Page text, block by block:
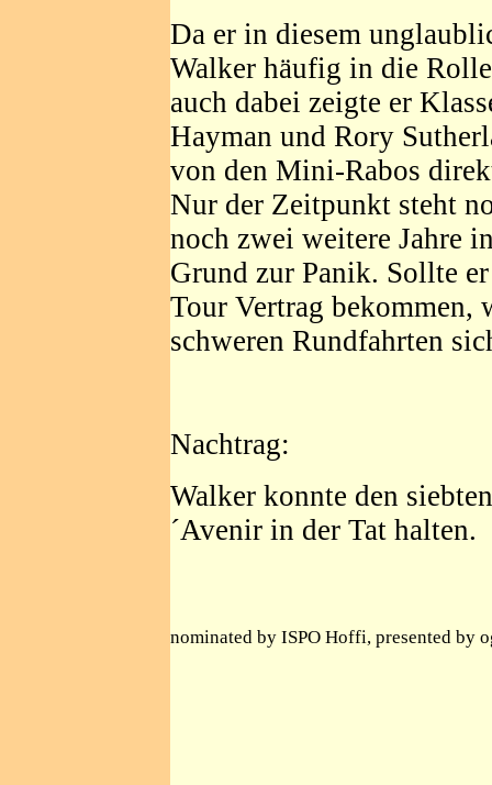
Da er in diesem
Walker häufig in die
auch dabei zeigte er
Hayman und Rory
von den Mini-Rabos
Nur der Zeitpunkt steht
noch zwei weitere Jahre
Grund zur Panik. Sollte
Tour Vertrag bekommen,
schweren Rundfahrten
Nachtrag:
Walker konnte den
´Avenir in der Tat halten.
nominated by ISPO Hoffi, presented by